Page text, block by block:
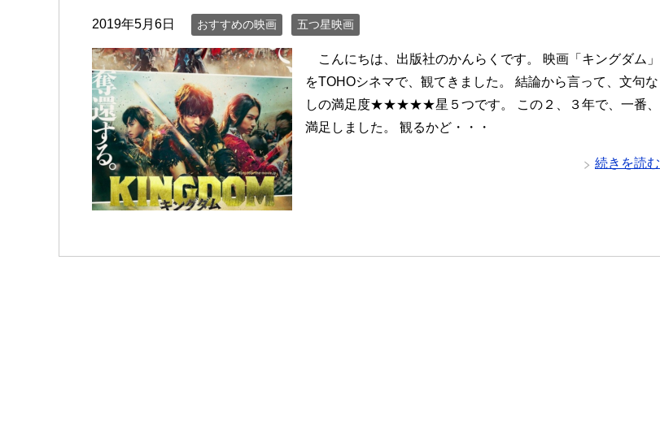
2019年5月6日 おすすめの映画 五つ星映画
こんにちは、出版社のかんらくです。 映画「キングダム」
をTOHOシネマで、観てきました。 結論から言って、文句な
しの満足度★★★★★星５つです。 この２、３年で、一番、
満足しました。 観るかど・・・
続きを読む